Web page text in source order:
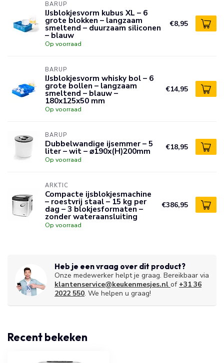
BARUP
IJsblokjesvorm kubus XL – 6
grote blokken – langzaam
smeltend – duurzaam siliconen
– blauw
Op voorraad
€8,95
BARUP
IJsblokjesvorm whisky bol – 6
grote bollen – langzaam
smeltend – blauw –
180x125x50 mm
Op voorraad
€14,95
BARUP
Dubbelwandige ijsemmer – 5
liter – wit – ⌀190x(H)200mm
Op voorraad
€18,95
ARKTIC
Compacte ijsblokjesmachine
– roestvrij staal – 15 kg per
dag – 3 blokjesformaten –
zonder wateraansluiting
Op voorraad
€386,95
Heb je een vraag over dit product?
Onze medewerker helpt je graag. Bereikbaar via
klantenservice@keukenmesjes.nl of +31 36
2022 550. We helpen u graag!
Recent bekeken